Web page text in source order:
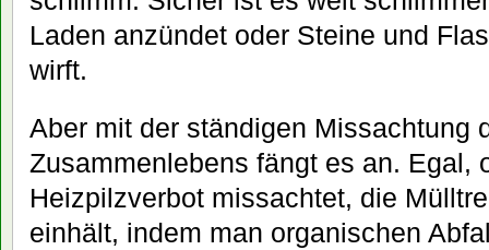
Laden anzündet oder Steine und
wirft.
Aber mit der ständigen Missachtung
Zusammenlebens fängt es an. Egal,
Heizpilzverbot missachtet, die
einhält, indem man organischen